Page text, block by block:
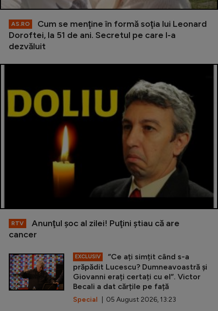
AS.RO
Cum se menţine în formă soţia lui Leonard
Doroftei, la 51 de ani. Secretul pe care l-a
dezvăluit
RTV
Anunţul şoc al zilei! Puţini ştiau că are
cancer
EXCLUSIV
”Ce ați simțit când s-a
prăpădit Lucescu? Dumneavoastră și
Giovanni erați certați cu el”. Victor
Becali a dat cărțile pe față
Special | 05 August 2026, 13:23